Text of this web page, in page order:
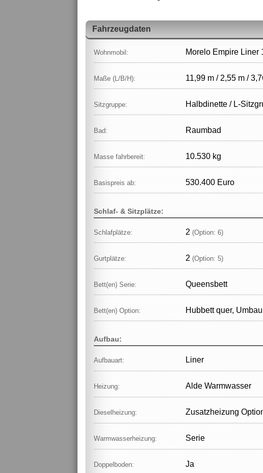
Fahrzeugdaten
Wohnmobil: Morelo Empire Liner
Maße (L/B/H): 11,99 m / 2,55 m /
Sitzgruppe: Halbdinette /
Bad: Raumbad
Masse fahrbereit: 10.530 kg
Basispreis ab: 530.400 Euro
Schlaf- & Sitzplätze:
Schlafplätze: 2 (Option: 6)
Gurtplätze: 2 (Option: 5)
Bett(en) Serie: Queensbett
Bett(en) Option: Hubbett quer,
Aufbau:
Aufbauart: Liner
Heizung: Alde Warmwasser
Dieselheizung: Zusatzheizung
Warmwasserheizung: Serie
Doppelboden: Ja